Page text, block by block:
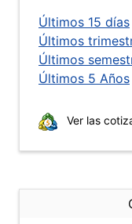
Últimos 15 días
Últimos
Últimos
Últimos 5 Años
Ver las